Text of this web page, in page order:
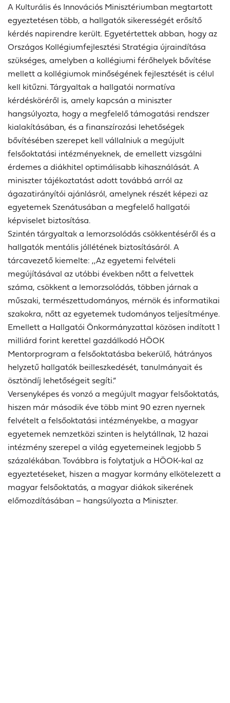
A Kulturális és Innovációs Minisztériumban megtartott
egyeztetésen több, a hallgatók sikerességét erősítő
kérdés napirendre került. Egyetértettek abban, hogy az
Országos Kollégiumfejlesztési Stratégia újraindítása
szükséges, amelyben a kollégiumi férőhelyek bővítése
mellett a kollégiumok minőségének fejlesztését is célul
kell kitűzni. Tárgyaltak a hallgatói normatíva
kérdésköréről is, amely kapcsán a miniszter
hangsúlyozta, hogy a megfelelő támogatási rendszer
kialakításában, és a finanszírozási lehetőségek
bővítésében szerepet kell vállalniuk a megújult
felsőoktatási intézményeknek, de emellett vizsgálni
érdemes a diákhitel optimálisabb kihasználását. A
miniszter tájékoztatást adott továbbá arról az
ágazatirányítói ajánlásról, amelynek részét képezi az
egyetemek Szenátusában a megfelelő hallgatói
képviselet biztosítása.
Szintén tárgyaltak a lemorzsolódás csökkentéséről és a
hallgatók mentális jóllétének biztosításáról. A
tárcavezető kiemelte: ,,Az egyetemi felvételi
megújításával az utóbbi években nőtt a felvettek
száma, csökkent a lemorzsolódás, többen járnak a
műszaki, természettudományos, mérnök és informatikai
szakokra, nőtt az egyetemek tudományos teljesítménye.
Emellett a Hallgatói Önkormányzattal közösen indított 1
milliárd forint kerettel gazdálkodó HÖOK
Mentorprogram a felsőoktatásba bekerülő, hátrányos
helyzetű hallgatók beilleszkedését, tanulmányait és
ösztöndíj lehetőségeit segíti.”
Versenyképes és vonzó a megújult magyar felsőoktatás,
hiszen már második éve több mint 90 ezren nyernek
felvételt a felsőoktatási intézményekbe, a magyar
egyetemek nemzetközi szinten is helytállnak, 12 hazai
intézmény szerepel a világ egyetemeinek legjobb 5
százalékában. Továbbra is folytatjuk a HÖOK-kal az
egyeztetéseket, hiszen a magyar kormány elkötelezett a
magyar felsőoktatás, a magyar diákok sikerének
előmozdításában – hangsúlyozta a Miniszter.